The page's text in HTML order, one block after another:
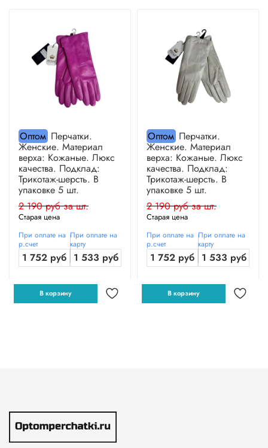
ОптомПерчатки.
Женские. Материал
верха: Кожаные. Люкс
качества. Подклад:
Трикотаж-шерсть. В
упаковке 5 шт.
2 190 руб за шт.
Старая цена
При оплате на
р.счет
1 752 руб
При оплате на
карту
1 533 руб
В корзину
ОптомПерчатки.
Женские. Материал
верха: Кожаные. Люкс
качества. Подклад:
Трикотаж-шерсть. В
упаковке 5 шт.
2 190 руб за шт.
Старая цена
При оплате на
р.счет
1 752 руб
При оплате на
карту
1 533 руб
В корзину